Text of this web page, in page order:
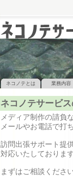
ネコノテとは 業務内容
ネコノテサービ
メディア制作の請負
メールやお電話で打
訪問出張サポート提
対応いたしております
まずはご相談ください